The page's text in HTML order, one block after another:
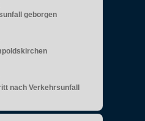
geborgen
nach Verkehrsunfall